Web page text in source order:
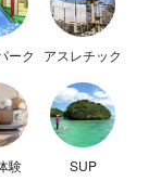
ーク アスレチック
験 SUP